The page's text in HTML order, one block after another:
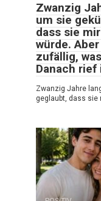
Zwanzig
um sie
dass sie
würde.
zufällig,
Danach
Zwanzig Jahre
geglaubt, dass sie